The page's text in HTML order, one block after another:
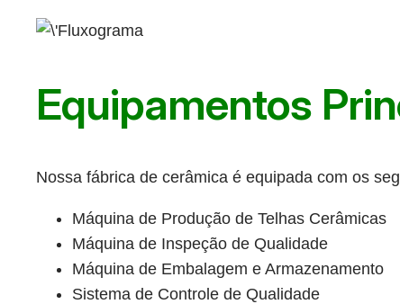
Equipamentos
Nossa fábrica de cerâmica é equipada com os
Máquina de Produção de Telhas Cerâmicas
Máquina de Inspeção de Qualidade
Máquina de Embalagem e Armazenamento
Sistema de Controle de Qualidade